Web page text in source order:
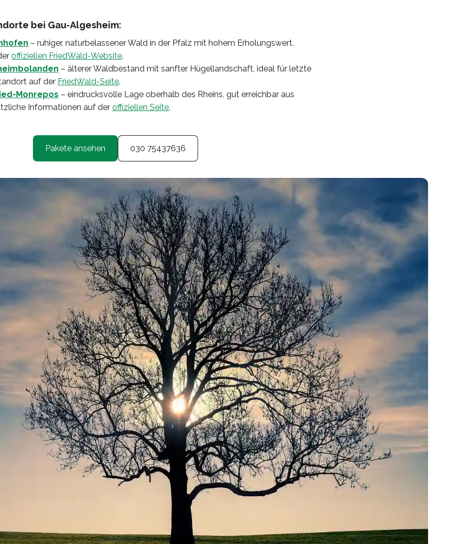
bei Gau-Algesheim:
– ruhiger, naturbelassener Wald in der Pfalz mit hohem Erholungswert.
offiziellen FriedWald-Website.
– älterer Waldbestand mit sanfter Hügellandschaft, ideal für letzte
auf der FriedWald-Seite.
Monrepos – eindrucksvolle Lage oberhalb des Rheins, gut erreichbar aus
Informationen auf der offiziellen Seite.
Pakete ansehen 030 75437636